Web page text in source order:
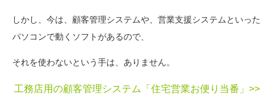
しかし、今は、顧客管理システムや、営業支援システムといった
パソコンで動くソフトがあるので、
それを使わないという手は、ありません。
工務店用の顧客管理システム「住宅営業お便り当番」>>